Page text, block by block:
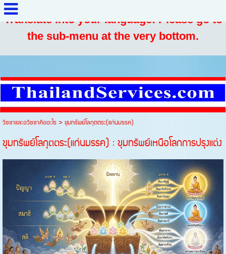
Translate into your language: Please go to
the sub-menu at the very bottom.
วิชชาและอวิชชาคืออะไร>ขุมทรัพย์โลกุตตระ(แก่นมรรค)
ขุมทรัพย์โลกุตตระ(แก่นมรรค) : ขุมทรัพย์เหนือโลกการปรุงแต่ง